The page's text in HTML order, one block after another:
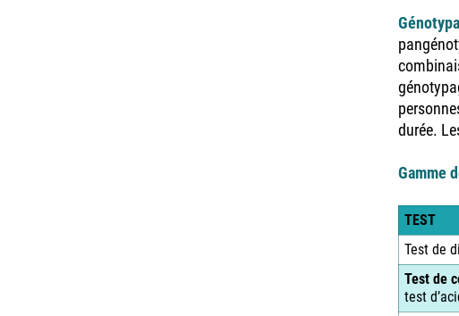
durée.
Gamme
TEST
Test de
Test de
test